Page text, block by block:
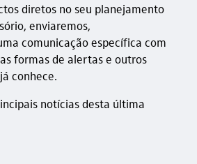
diretos no seu planejamento
enviaremos,
comunicação específica com
formas de alertas e outros
conhece.
notícias desta última